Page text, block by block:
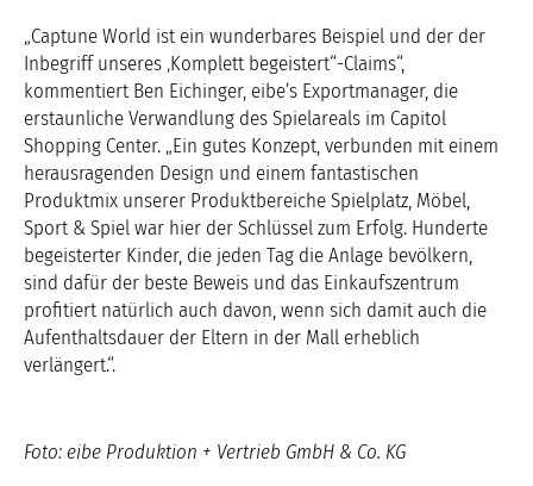
„Captune World ist ein wunderbares Beispiel und der der
Inbegriff unseres ‚Komplett begeistert“-Claims“,
kommentiert Ben Eichinger, eibe’s Exportmanager, die
erstaunliche Verwandlung des Spielareals im Capitol
Shopping Center. „Ein gutes Konzept, verbunden mit einem
herausragenden Design und einem fantastischen
Produktmix unserer Produktbereiche Spielplatz, Möbel,
Sport & Spiel war hier der Schlüssel zum Erfolg. Hunderte
begeisterter Kinder, die jeden Tag die Anlage bevölkern,
sind dafür der beste Beweis und das Einkaufszentrum
profitiert natürlich auch davon, wenn sich damit auch die
Aufenthaltsdauer der Eltern in der Mall erheblich
verlängert.“.
Foto: eibe Produktion + Vertrieb GmbH & Co. KG